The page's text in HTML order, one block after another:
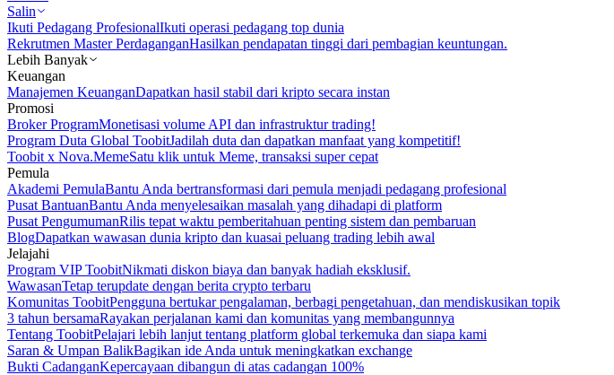
Salin
Ikuti Pedagang ProfesionalIkuti operasi pedagang top dunia
Rekrutmen Master PerdaganganHasilkan pendapatan tinggi dari pembagian keuntungan.
Lebih Banyak
Keuangan
Manajemen KeuanganDapatkan hasil stabil dari kripto secara instan
Promosi
Broker ProgramMonetisasi volume API dan infrastruktur trading!
Program Duta Global ToobitJadilah duta dan dapatkan manfaat yang kompetitif!
Toobit x Nova.MemeSatu klik untuk Meme, transaksi super cepat
Pemula
Akademi PemulaBantu Anda bertransformasi dari pemula menjadi pedagang profesional
Pusat BantuanBantu Anda menyelesaikan masalah yang dihadapi di platform
Pusat PengumumanRilis tepat waktu pemberitahuan penting sistem dan pembaruan
BlogDapatkan wawasan dunia kripto dan kuasai peluang trading lebih awal
Jelajahi
Program VIP ToobitNikmati diskon biaya dan banyak hadiah eksklusif.
WawasanTetap terupdate dengan berita crypto terbaru
Komunitas ToobitPengguna bertukar pengalaman, berbagi pengetahuan, dan mendiskusikan topik
3 tahun bersamaRayakan perjalanan kami dan komunitas yang membangunnya
Tentang ToobitPelajari lebih lanjut tentang platform global terkemuka dan siapa kami
Saran & Umpan BalikBagikan ide Anda untuk meningkatkan exchange
Bukti CadanganKepercayaan dibangun di atas cadangan 100%